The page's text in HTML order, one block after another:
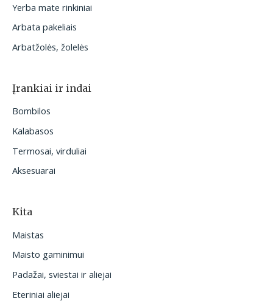
Yerba mate rinkiniai
Arbata pakeliais
Arbatžolės, žolelės
Įrankiai ir indai
Bombilos
Kalabasos
Termosai, virduliai
Aksesuarai
Kita
Maistas
Maisto gaminimui
Padažai, sviestai ir aliejai
Eteriniai aliejai